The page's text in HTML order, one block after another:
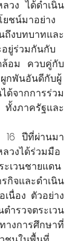
วง ได้ดำเนิน
ชน์มาอย่าง
งบทบาทและ
ยู่ร่วมกันกับ
ล้อม ควบคู่กับ
กพันอันดีกับผู้
ด้จากการร่วม
ภาครัฐและ
16 ปีที่ผ่านมา
วงได้ร่วมมือ
เวนชายแดน
กิจและดำเนิน
เนื่อง ตัวอย่าง
ำรวจตระเวน
างการศึกษาที่